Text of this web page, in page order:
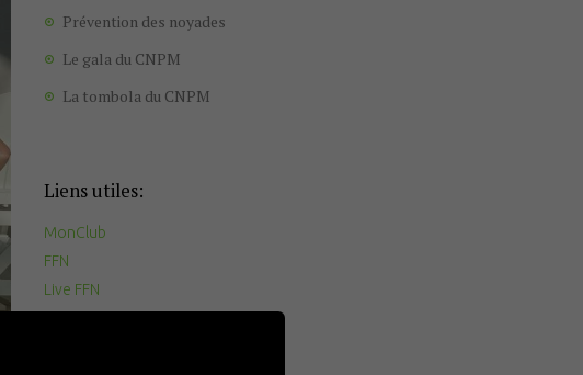
Prévention des noyades
Le gala du CNPM
La tombola du CNPM
Liens utiles:
MonClub
FFN
Live FFN